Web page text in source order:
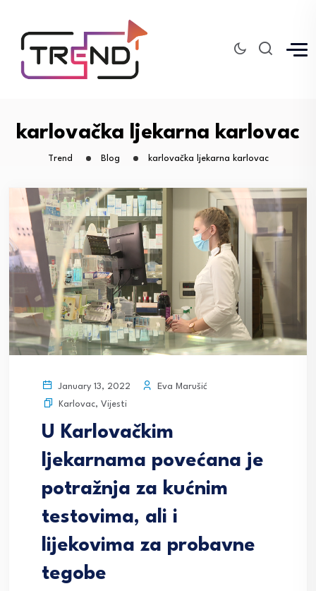
karlovačka ljekarna karlovac
Trend Blog karlovačka ljekarna karlovac
January 13, 2022
Eva Marušić
Karlovac, Vijesti
U Karlovačkim
ljekarnama povećana je
potražnja za kućnim
testovima, ali i
lijekovima za probavne
tegobe